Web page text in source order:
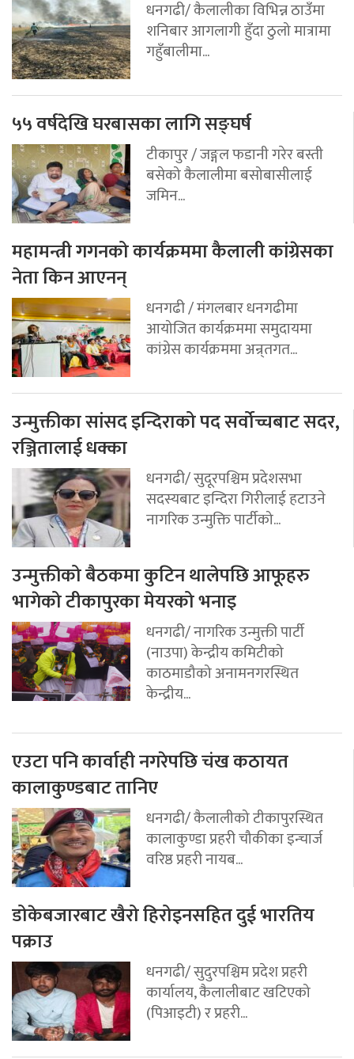
धनगढी/ कैलालीका विभिन्न ठाउँमा
शनिबार आगलागी हुँदा ठुलो मात्रामा
गहुँबालीमा...
५५ वर्षदेखि घरबासका लागि सङ्घर्ष
टीकापुर / जङ्गल फडानी गरेर बस्ती
बसेको कैलालीमा बसोबासीलाई
जमिन...
महामन्त्री गगनको कार्यक्रममा कैलाली कांग्रेसका
नेता किन आएनन्
धनगढी / मंगलबार धनगढीमा
आयोजित कार्यक्रममा समुदायमा
कांग्रेस कार्यक्रममा अन्र्तगत...
उन्मुक्तीका सांसद इन्दिराको पद सर्वोच्चबाट सदर,
रञ्जितालाई धक्का
धनगढी/ सुदूरपश्चिम प्रदेशसभा
सदस्यबाट इन्दिरा गिरीलाई हटाउने
नागरिक उन्मुक्ति पार्टीको...
उन्मुक्तीको बैठकमा कुटिन थालेपछि आफूहरु
भागेको टीकापुरका मेयरको भनाइ
धनगढी/ नागरिक उन्मुक्ती पार्टी
(नाउपा) केन्द्रीय कमिटीको
काठमाडौको अनामनगरस्थित
केन्द्रीय...
एउटा पनि कार्वाही नगरेपछि चंख कठायत
कालाकुण्डबाट तानिए
धनगढी/ कैलालीको टीकापुरस्थित
कालाकुण्डा प्रहरी चौकीका इन्चार्ज
वरिष्ठ प्रहरी नायब...
डोकेबजारबाट खैरो हिरोइनसहित दुई भारतिय
पक्राउ
धनगढी/ सुदुरपश्चिम प्रदेश प्रहरी
कार्यालय, कैलालीबाट खटिएको
(पिआइटी) र प्रहरी...